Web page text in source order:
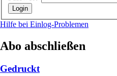
Hilfe bei Einlog-Problemen
Abo abschließen
Gedruckt